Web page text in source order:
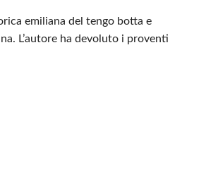
emiliana del tengo botta e
L’autore ha devoluto i proventi